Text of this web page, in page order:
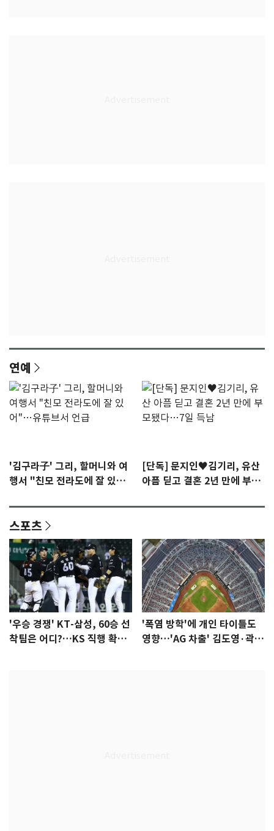
연예
'김구라子' 그리, 할머니와 여
행서 "친모 전라도에 잘 있
[단독] 문지인♥김기리, 유산
아픔 딛고 결혼 2년 만에 부모
스포츠
'우승 경쟁' KT-삼성, 60승 선
착팀은 어디?…KS 직행 확률
'폭염 방학'에 개인 타이틀도
영향…'AG 차출' 김도영·곽빈